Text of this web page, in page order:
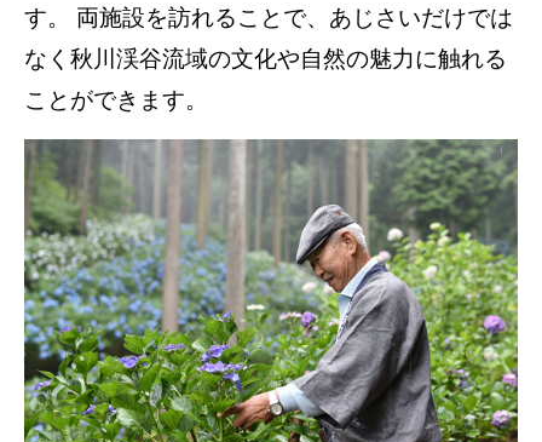
す。 両施設を訪れることで、あじさいだけでは
なく秋川渓谷流域の文化や自然の魅力に触れる
ことができます。